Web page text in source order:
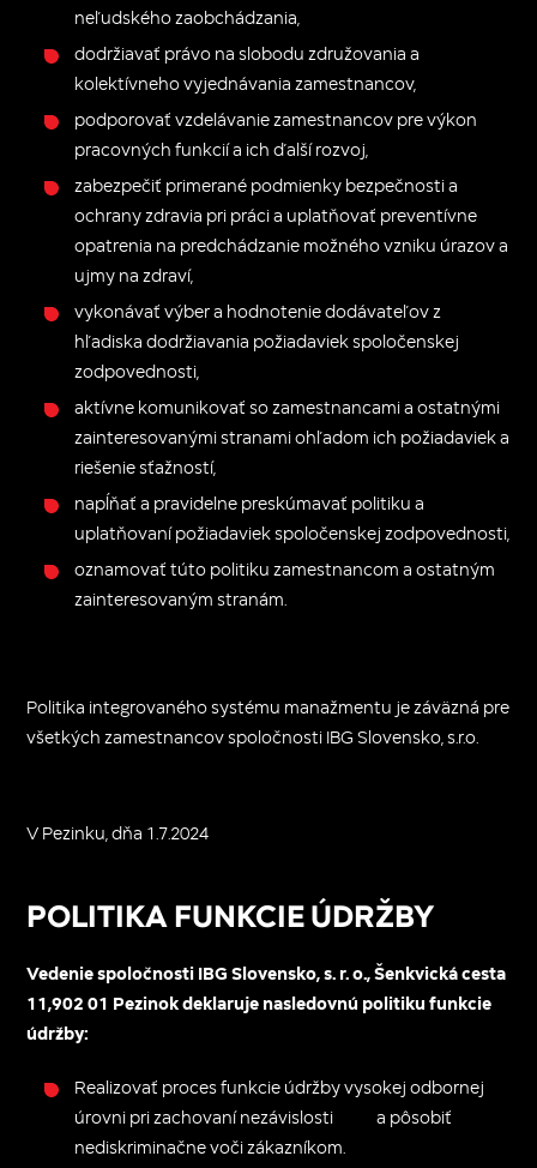
neľudského zaobchádzania,
dodržiavať právo na slobodu združovania a
kolektívneho vyjednávania zamestnancov,
podporovať vzdelávanie zamestnancov pre výkon
pracovných funkcií a ich ďalší rozvoj,
zabezpečiť primerané podmienky bezpečnosti a
ochrany zdravia pri práci a uplatňovať preventívne
opatrenia na predchádzanie možného vzniku úrazov a
ujmy na zdraví,
vykonávať výber a hodnotenie dodávateľov z
hľadiska dodržiavania požiadaviek spoločenskej
zodpovednosti,
aktívne komunikovať so zamestnancami a ostatnými
zainteresovanými stranami ohľadom ich požiadaviek a
riešenie sťažností,
napĺňať a pravidelne preskúmavať politiku a
uplatňovaní požiadaviek spoločenskej zodpovednosti,
oznamovať túto politiku zamestnancom a ostatným
zainteresovaným stranám.
Politika integrovaného systému manažmentu je záväzná pre
všetkých zamestnancov spoločnosti IBG Slovensko, s.r.o.
V Pezinku, dňa 1.7.2024
POLITIKA FUNKCIE ÚDRŽBY
Vedenie spoločnosti IBG Slovensko, s. r. o., Šenkvická cesta
11,902 01 Pezinok deklaruje nasledovnú politiku funkcie
údržby:
Realizovať proces funkcie údržby vysokej odbornej
úrovni pri zachovaní nezávislosti a pôsobiť
nediskriminačne voči zákazníkom.